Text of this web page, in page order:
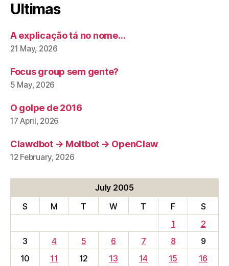
Ultimas
A explicação tá no nome…
21 May, 2026
Focus group sem gente?
5 May, 2026
O golpe de 2016
17 April, 2026
Clawdbot → Moltbot → OpenClaw
12 February, 2026
July 2005
S
M T W T F
S
1
2
3
4 5 6 7 8
9
10
11 12 13 14 15 16